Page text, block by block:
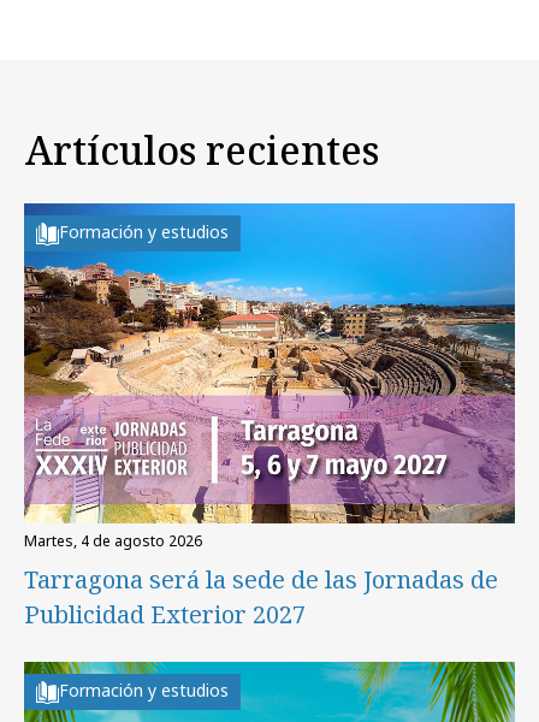
Artículos recientes
Formación y estudios
martes, 4 de agosto 2026
Tarragona será la sede de las Jornadas de
Publicidad Exterior 2027
Formación y estudios